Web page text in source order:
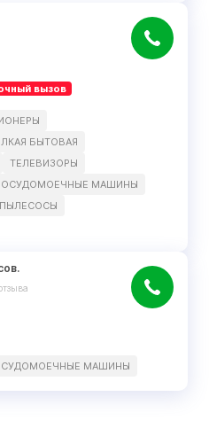
вызов
БЫТОВАЯ
ТЕЛЕВИЗОРЫ
МАШИНЫ
ПЫЛЕСОСЫ
МАШИНЫ